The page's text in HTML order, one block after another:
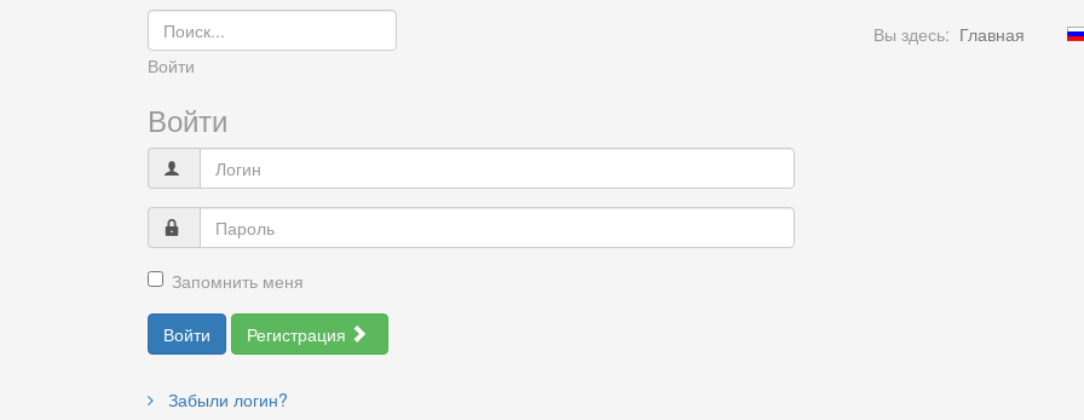
Войти
Войти
Запомнить меня
Войти Регистрация
Забыли логин?
Вы здесь: Главная